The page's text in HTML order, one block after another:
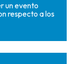
un evento
respecto a los